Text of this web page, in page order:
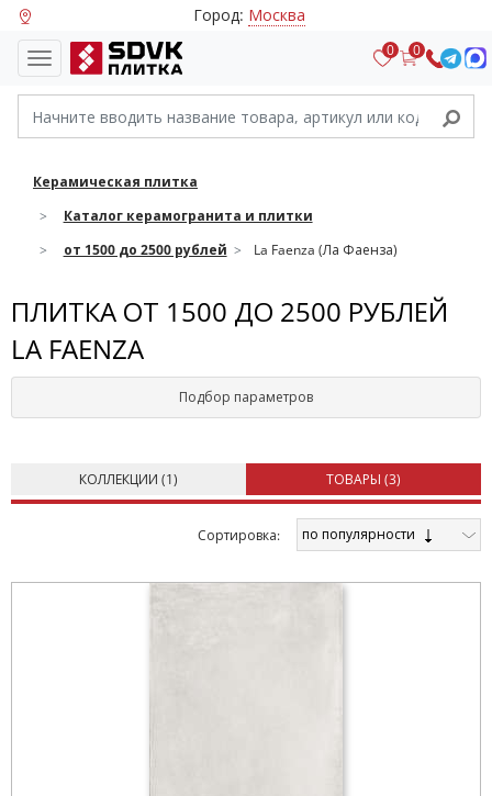
Город: Москва
0 0
Керамическая плитка
Каталог керамогранита и плитки
от 1500 до 2500 рублей
La Faenza (Ла Фаенза)
ПЛИТКА ОТ 1500 ДО 2500 РУБЛЕЙ
LA FAENZA
Подбор параметров
КОЛЛЕКЦИИ (1) ТОВАРЫ (3)
Cортировка: по популярности